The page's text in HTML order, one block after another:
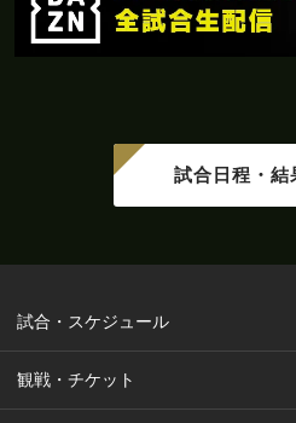
試合日程・結
試合・スケジュール
観戦・チケット